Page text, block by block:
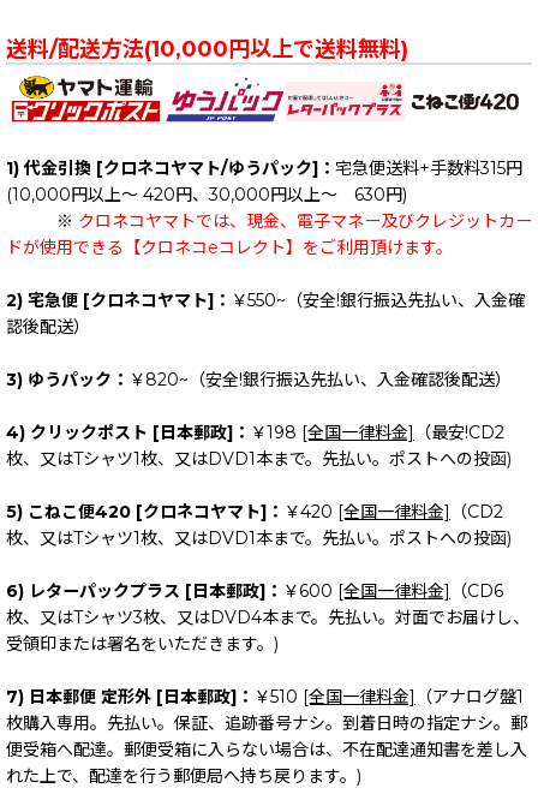
送料/配送方法(10,000円以上で送料無料)
1) 代金引換 [クロネコヤマト/ゆうパック]： 宅急便送料+手数料315円
(10,000円以上～ 420円、30,000円以上～ 630円)
※ クロネコヤマトでは、現金、電子マネー及びクレジットカー
ドが使用できる【クロネコeコレクト】をご利用頂けます。
2) 宅急便 [クロネコヤマト]： ￥550~（安全!銀行振込先払い、入金確
認後配送）
3) ゆうパック： ￥820~（安全!銀行振込先払い、入金確認後配送）
4) クリックポスト [日本郵政]： ￥198 [全国一律料金]
（最安!CD2
枚、又はTシャツ1枚、又はDVD1本まで。先払い。ポストへの投函)
5) こねこ便420 [クロネコヤマト]： ￥420 [全国一律料金]
（CD2
枚、又はTシャツ1枚、又はDVD1本まで。先払い。ポストへの投函)
6) レターパックプラス [日本郵政]： ￥600 [全国一律料金]
（CD6
枚、又はTシャツ3枚、又はDVD4本まで。先払い。対面でお届けし、
受領印または署名をいただきます。)
7) 日本郵便 定形外 [日本郵政]： ￥510 [全国一律料金]
（アナログ盤1
枚購入専用。先払い。保証、追跡番号ナシ。到着日時の指定ナシ。郵
便受箱へ配達。郵便受箱に入らない場合は、不在配達通知書を差し入
れた上で、配達を行う郵便局へ持ち戻ります。)